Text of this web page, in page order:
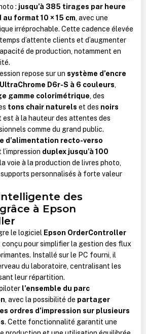
: jusqu’à 385 tirages par heure
format 10 × 15 cm, avec une
irréprochable. Cette cadence élevée
d’attente clients et d’augmenter
de production, notamment en
repose sur un système d’encre
D6r-S à 6 couleurs,
gamme colorimétrique, des
tons chair naturels et des noirs
est à la hauteur des attentes des
comme du grand public.
d’alimentation recto-verso
duplex jusqu’à 100
voie à la production de livres photo,
personnalisés à forte valeur
des
à Epson
le logiciel Epson OrderController
conçu pour simplifier la gestion des flux
Installé sur le PC fourni, il
du laboratoire, centralisant les
leur répartition.
l’ensemble du parc
, avec la possibilité de partager
ordres d’impression sur plusieurs
. Cette fonctionnalité garantit une